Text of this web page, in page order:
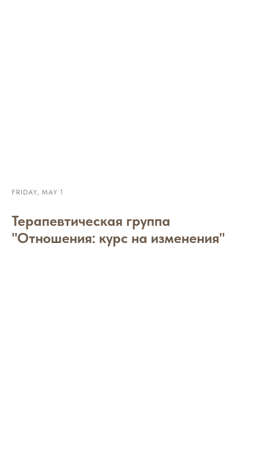
FRIDAY, MAY 1
Терапевтическая группа
"Отношения: курс на изменения"